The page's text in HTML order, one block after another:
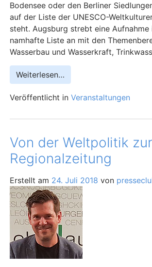
Bodensee oder den Berliner
auf der Liste der UNESCO-
steht. Augsburg strebt eine Aufnahme
namhafte Liste an mit den
Wasserbau und Wasserkraft,
Weiterlesen…
Veröffentlicht in Veranstaltungen
Von der Weltpolitik zur
Regionalzeitung
Erstellt am 24. Juli 2018 von